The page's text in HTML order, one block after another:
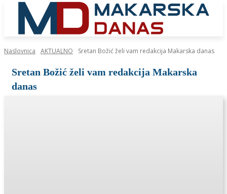
Naslovnica AKTUALNO Sretan Božić želi vam redakcija Makarska danas
Sretan Božić želi vam redakcija Makarska
danas